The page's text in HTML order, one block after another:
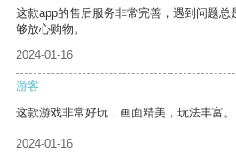
这款app的售后服务非常完善，遇到问题
够放心购物。
2024-01-16
游客
这款游戏非常好玩，画面精美，玩法丰富。
2024-01-16